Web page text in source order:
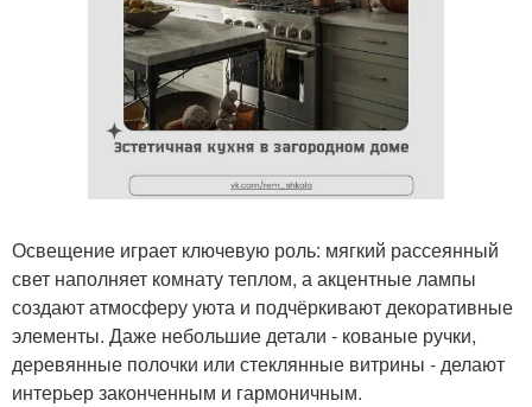
Освещение играет ключевую роль: мягкий рассеянный
свет наполняет комнату теплом, а акцентные лампы
создают атмосферу уюта и подчёркивают декоративные
элементы. Даже небольшие детали - кованые ручки,
деревянные полочки или стеклянные витрины - делают
интерьер законченным и гармоничным.